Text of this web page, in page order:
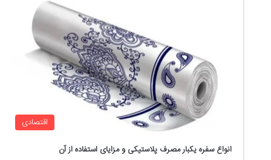
اقتصادی
انواع سفره یکبار مصرف پلاستیکی و مزایای استفاده از آن